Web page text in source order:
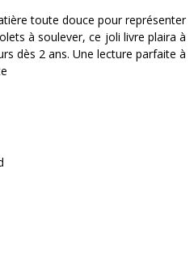
toute douce pour représenter
à soulever, ce joli livre plaira à
dès 2 ans. Une lecture parfaite à